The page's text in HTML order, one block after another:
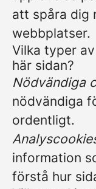
att spåra dig
webbplatser.
Vilka typer
här sidan?
Nödvändiga
nödvändiga
ordentligt.
information
förstå hur